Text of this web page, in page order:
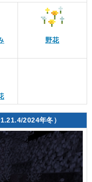
野花
2024年冬）